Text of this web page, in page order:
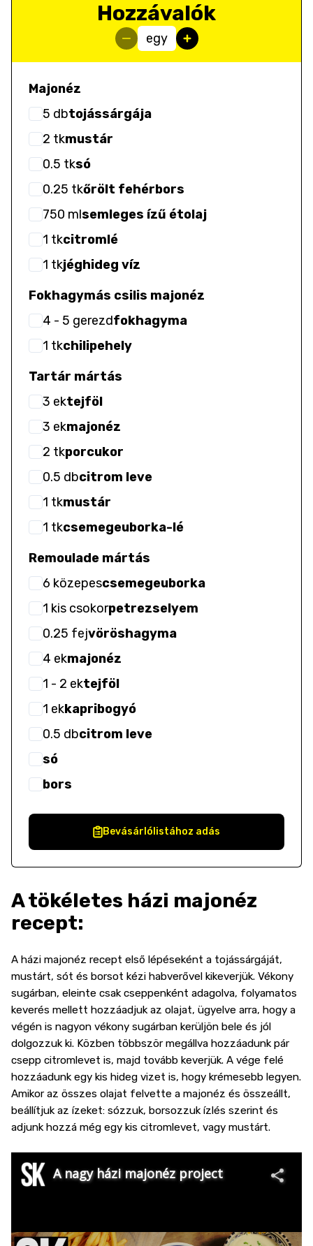
Hozzávalók
egy
Majonéz
5 dbtojássárgája
2 tkmustár
0.5 tksó
0.25 tkőrölt fehérbors
750 mlsemleges ízű étolaj
1 tkcitromlé
1 tkjéghideg víz
Fokhagymás csilis majonéz
4 - 5 gerezdfokhagyma
1 tkchilipehely
Tartár mártás
3 ektejföl
3 ekmajonéz
2 tkporcukor
0.5 dbcitrom leve
1 tkmustár
1 tkcsemegeuborka-lé
Remoulade mártás
6 közepescsemegeuborka
1 kis csokorpetrezselyem
0.25 fejvöröshagyma
4 ekmajonéz
1 - 2 ektejföl
1 ekkapribogyó
0.5 dbcitrom leve
só
bors
Bevásárlólistához adás
A tökéletes házi majonéz
recept:
A házi majonéz recept első lépéseként a tojássárgáját,
mustárt, sót és borsot kézi habverővel kikeverjük. Vékony
sugárban, eleinte csak cseppenként adagolva, folyamatos
keverés mellett hozzáadjuk az olajat, ügyelve arra, hogy a
végén is nagyon vékony sugárban kerüljön bele és jól
dolgozzuk ki. Közben többször megállva hozzáadunk pár
csepp citromlevet is, majd tovább keverjük. A vége felé
hozzáadunk egy kis hideg vizet is, hogy krémesebb legyen.
Amikor az összes olajat felvette a majonéz és összeállt,
beállítjuk az ízeket: sózzuk, borsozzuk ízlés szerint és
adjunk hozzá még egy kis citromlevet, vagy mustárt.